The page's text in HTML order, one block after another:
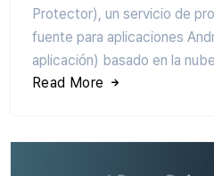
Protector), un servicio de
fuente para aplicaciones
aplicación) basado en la
Read More